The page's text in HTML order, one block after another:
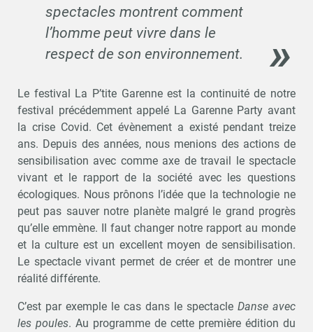
spectacles montrent comment
l’homme peut vivre dans le
respect de son environnement.
Le festival La P’tite Garenne est la continuité de notre
festival précédemment appelé La Garenne Party avant
la crise Covid. Cet évènement a existé pendant treize
ans. Depuis des années, nous menions des actions de
sensibilisation avec comme axe de travail le spectacle
vivant et le rapport de la société avec les questions
écologiques. Nous prônons l’idée que la technologie ne
peut pas sauver notre planète malgré le grand progrès
qu’elle emmène. Il faut changer notre rapport au monde
et la culture est un excellent moyen de sensibilisation.
Le spectacle vivant permet de créer et de montrer une
réalité différente.
C’est par exemple le cas dans le spectacle Danse avec
les poules. Au programme de cette première édition du